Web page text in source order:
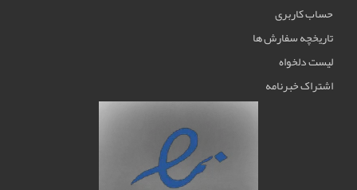
حساب کاربری
تاریخچه سفارش ها
لیست دلخواه
اشتراک خبرنامه